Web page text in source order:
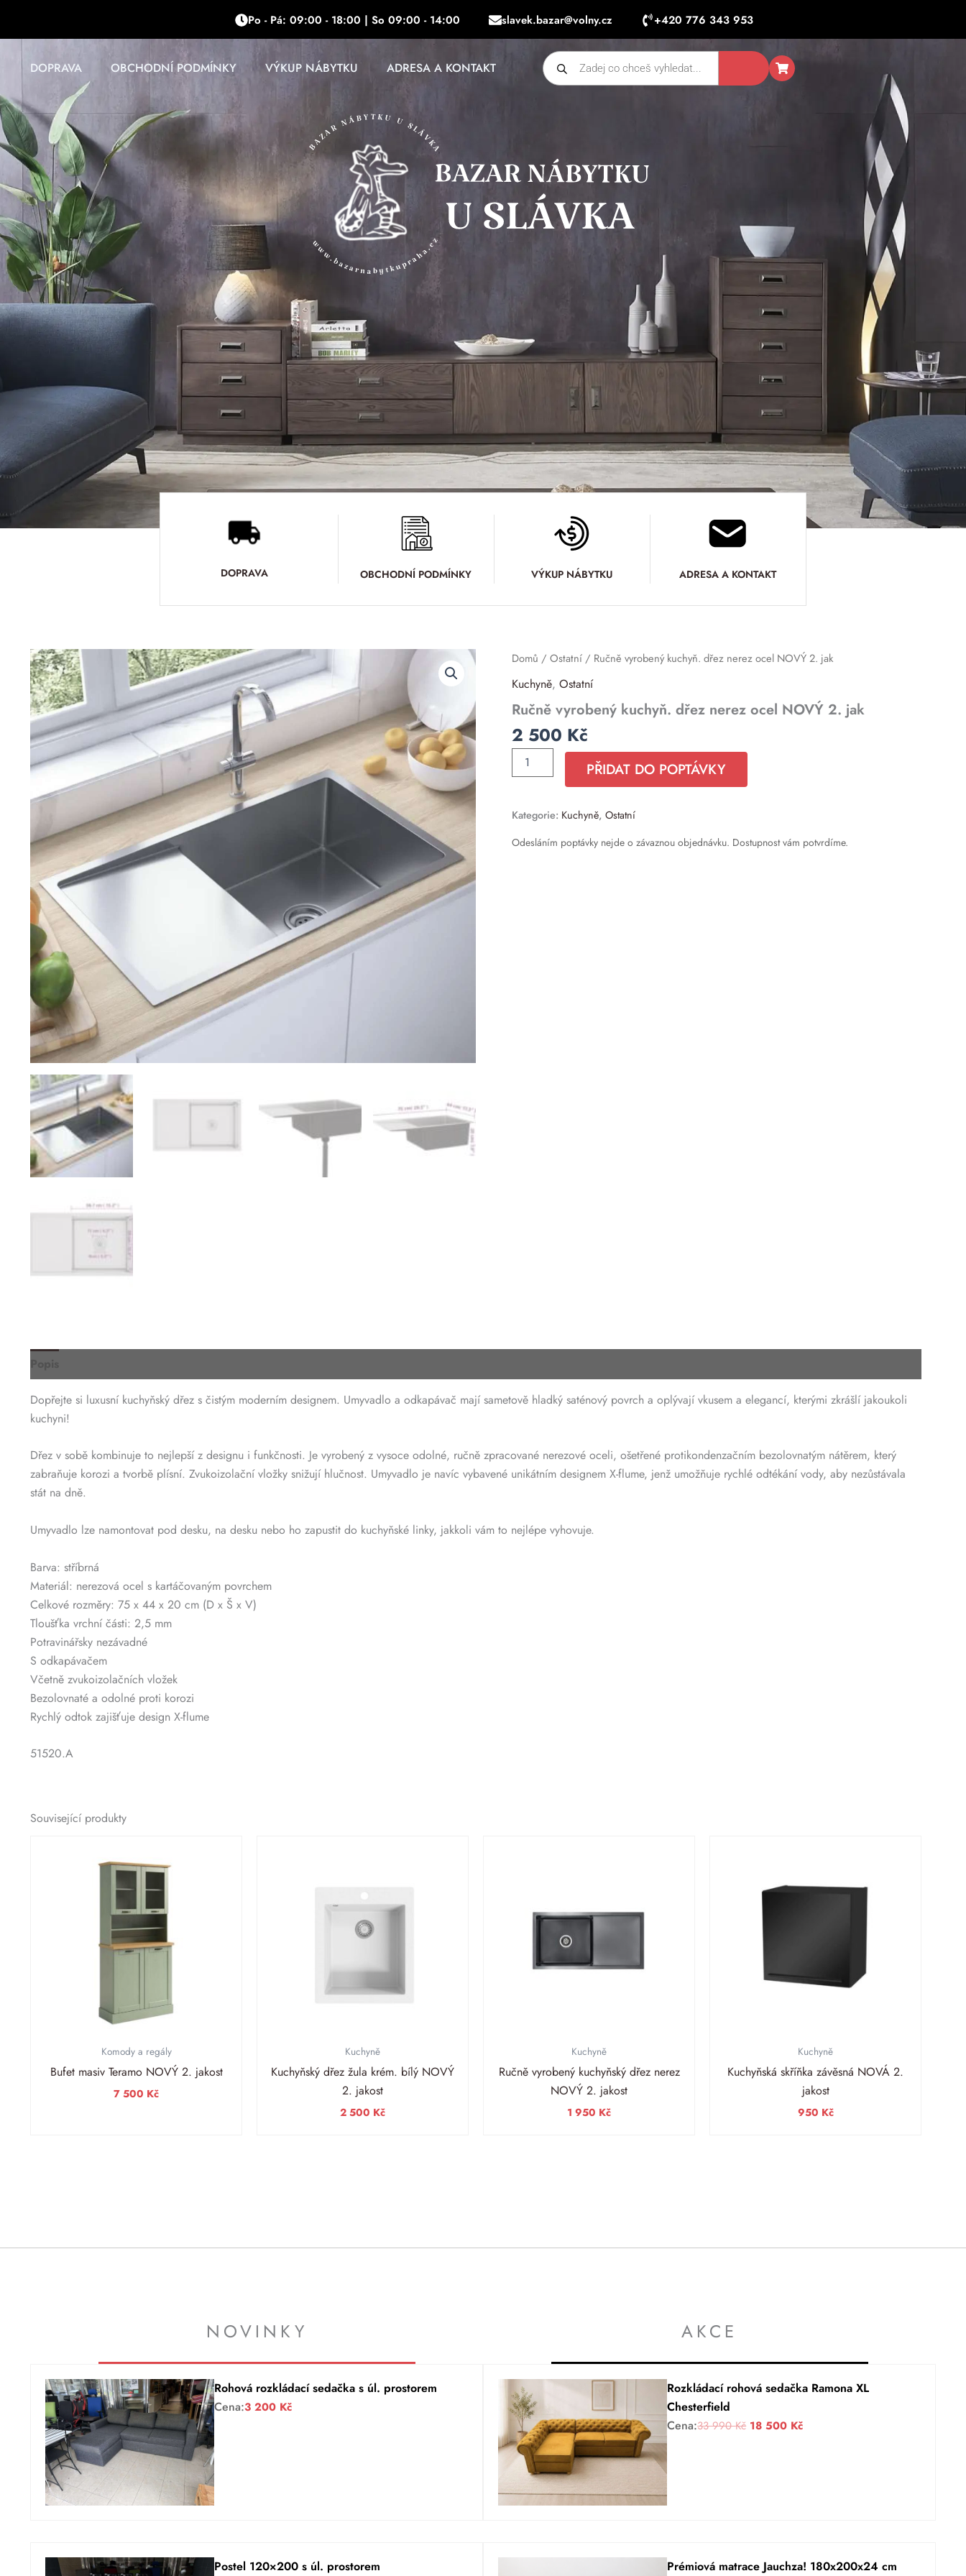
Po - Pá: 09:00 - 18:00 | So 09:00 - 14:00 slavek.bazar@volny.cz +420 776 343 953
DOPRAVA OBCHODNÍ PODMÍNKY VÝKUP NÁBYTKU ADRESA A KONTAKT
Products
search
DOPRAVA OBCHODNÍ PODMÍNKY VÝKUP NÁBYTKU ADRESA A KONTAKT
Domů / Ostatní/ Ručně vyrobený kuchyň. dřez nerez ocel NOVÝ 2. jak
Kuchyně, Ostatní
Ručně vyrobený kuchyň. dřez nerez ocel NOVÝ 2. jak
2 500 Kč
Ručně
kuchyň.
nerez
ocel
NOVÝ
PŘIDAT DO POPTÁVKY
Kategorie: Kuchyně, Ostatní
Odesláním poptávky nejde o závaznou objednávku. Dostupnost vám potvrdíme.
Dopřejte si luxusní kuchyňský dřez s čistým moderním designem. Umyvadlo a odkapávač mají sametově hladký saténový povrch a oplývají vkusem a elegancí, kterými zkrášlí jakoukoli
kuchyni!
Dřez v sobě kombinuje to nejlepší z designu i funkčnosti. Je vyrobený z vysoce odolné, ručně zpracované nerezové oceli, ošetřené protikondenzačním bezolovnatým nátěrem, který
zabraňuje korozi a tvorbě plísní. Zvukoizolační vložky snižují hlučnost. Umyvadlo je navíc vybavené unikátním designem X-flume, jenž umožňuje rychlé odtékání vody, aby nezůstávala
stát na dně.
Umyvadlo lze namontovat pod desku, na desku nebo ho zapustit do kuchyňské linky, jakkoli vám to nejlépe vyhovuje.
Barva: stříbrná
Materiál: nerezová ocel s kartáčovaným povrchem
Celkové rozměry: 75 x 44 x 20 cm (D x Š x V)
Tloušťka vrchní části: 2,5 mm
Potravinářsky nezávadné
S odkapávačem
Včetně zvukoizolačních vložek
Bezolovnaté a odolné proti korozi
Rychlý odtok zajišťuje design X-flume
51520.A
Související produkty
Komody a regály
Bufet masiv Teramo NOVÝ 2. jakost
7 500 Kč
Kuchyně
Kuchyňský dřez žula krém. bílý NOVÝ
2. jakost
2 500 Kč
Kuchyně
Ručně vyrobený kuchyňský dřez nerez
NOVÝ 2. jakost
1 950 Kč
Kuchyně
Kuchyňská skříňka závěsná NOVÁ 2.
jakost
950 Kč
NOVINKY
Rohová rozkládací sedačka s úl. prostorem
Cena:3 200 Kč
Postel 120×200 s úl. prostorem
AKCE
Rozkládací rohová sedačka Ramona XL
Chesterfield
Cena:33 990Kč P
18 500 KčA
Prémiová matrace Jauchza! 180x200x24 cm